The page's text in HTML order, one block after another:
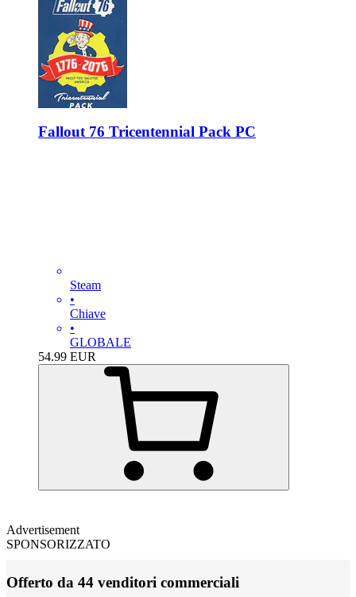
Fallout 76 Tricentennial Pack PC
Steam
•
Chiave
•
GLOBALE
54.99 EUR
Advertisement
SPONSORIZZATO
Offerto da 44 venditori commerciali